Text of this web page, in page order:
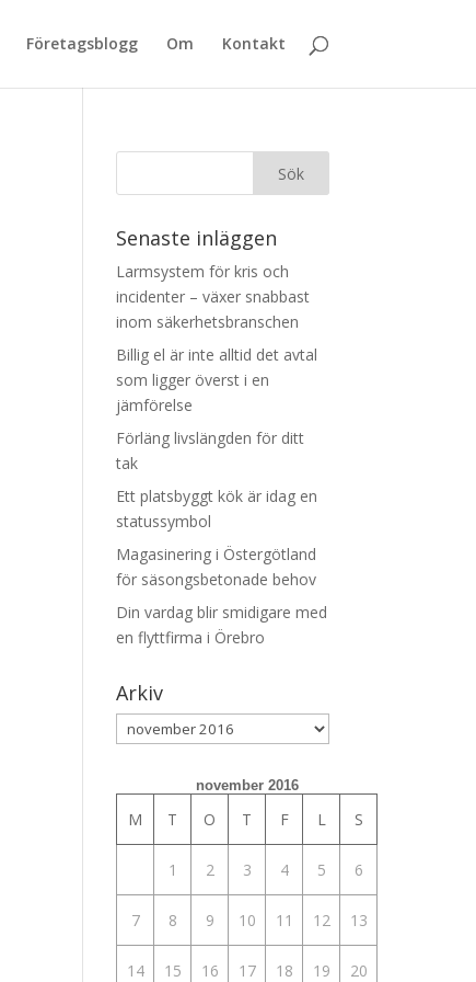
Företagsblogg Om Kontakt
Senaste inläggen
Larmsystem för kris och
incidenter – växer snabbast
inom säkerhetsbranschen
Billig el är inte alltid det avtal
som ligger överst i en
jämförelse
Förläng livslängden för ditt
tak
Ett platsbyggt kök är idag en
statussymbol
Magasinering i Östergötland
för säsongsbetonade behov
Din vardag blir smidigare med
en flyttfirma i Örebro
Arkiv
Arkiv
november 2016
M T O T F L S
1 2 3 4 5 6
7 8 9 10 11 12 13
14 15 16 17 18 19 20